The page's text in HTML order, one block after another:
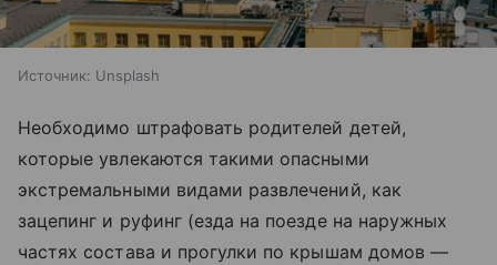
Источник: Unsplash
Необходимо штрафовать родителей детей,
которые увлекаются такими опасными
экстремальными видами развлечений, как
зацепинг и руфинг (езда на поезде на наружных
частях состава и прогулки по крышам домов —